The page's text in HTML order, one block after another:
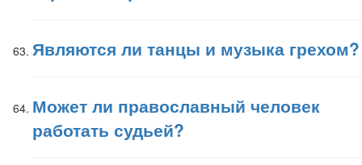
Являются ли танцы и музыка грехом?
Может ли православный человек
работать судьей?